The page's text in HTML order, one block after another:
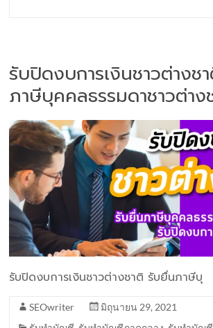
รับปิดงบการเงินชาวต่างช
ภาษีบุคคลธรรมดาชาวต่า
รับปิดงบการเงินชาวต่างชาติ รับยื่นภาษีบุ
SEOwriter
มิถุนายน 29, 2021